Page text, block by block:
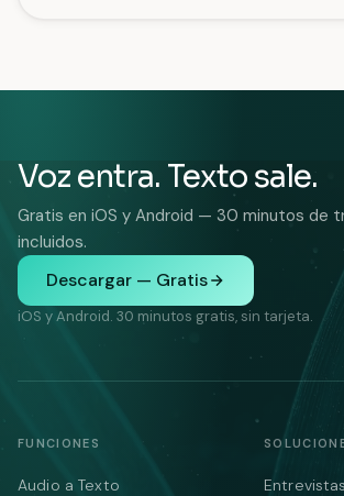
Voz entra. Texto sale.
Gratis en iOS y Android — 30 minutos de
incluidos.
Descargar — Gratis
iOS y Android. 30 minutos gratis, sin tarjeta.
FUNCIONES
Audio a Texto
Entrevistas